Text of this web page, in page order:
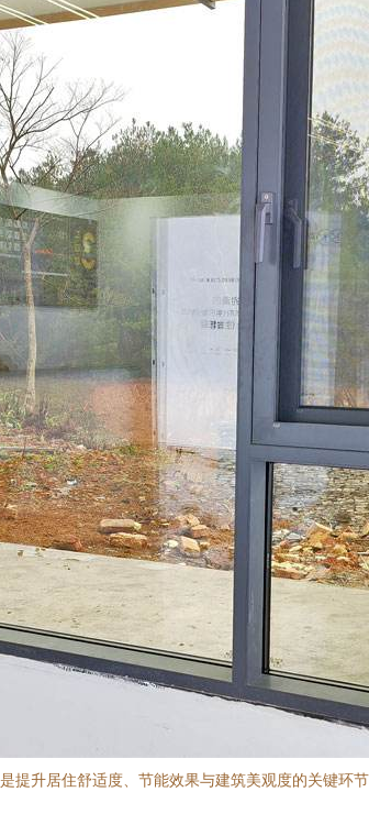
提升居住舒适度、节能效果与建筑美观度的关键